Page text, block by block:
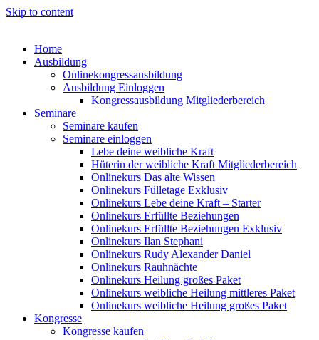
Skip to content
Home
Ausbildung
Onlinekongressausbildung
Ausbildung Einloggen
Kongressausbildung Mitgliederbereich
Seminare
Seminare kaufen
Seminare einloggen
Lebe deine weibliche Kraft
Hüterin der weibliche Kraft Mitgliederbereich
Onlinekurs Das alte Wissen
Onlinekurs Fülletage Exklusiv
Onlinekurs Lebe deine Kraft – Starter
Onlinekurs Erfüllte Beziehungen
Onlinekurs Erfüllte Beziehungen Exklusiv
Onlinekurs Ilan Stephani
Onlinekurs Rudy Alexander Daniel
Onlinekurs Rauhnächte
Onlinekurs Heilung großes Paket
Onlinekurs weibliche Heilung mittleres Paket
Onlinekurs weibliche Heilung großes Paket
Kongresse
Kongresse kaufen